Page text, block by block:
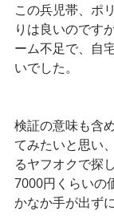
この兵児帯、ポ
りは良いのです
ーム不足で、自
いでした。
検証の意味も含
てみたいと思い
るヤフオクで探
7000円くらいの
かなか手が出ず